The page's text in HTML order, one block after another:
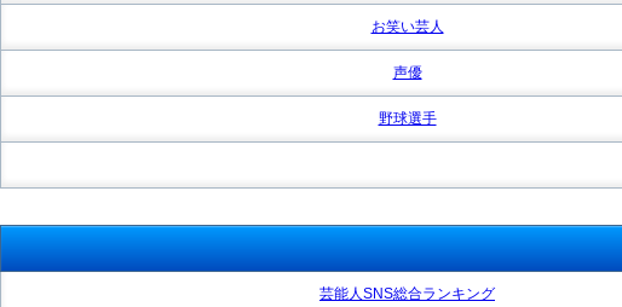
お笑い芸人
声優
野球選手
芸能人SNS総合ランキング